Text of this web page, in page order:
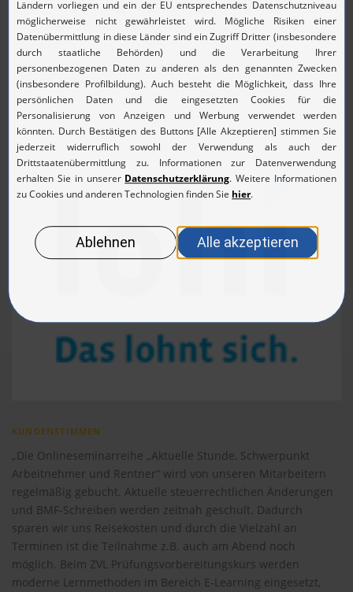
Präsenzseminaren der pegasus IQ teil. Die Seminarinhalte
werden durch kompetente Referenten praxisnah und
anschaulich dargestellt. Dieses Wissen hilft unseren
Mitarbeitern in ihrer täglichen Arbeit.“
Michael Müller, Vorstand)
KUNDENSTIMMEN
„Die Onlineseminarreihe „Aktuelle Stunde, Schwerpunkt
Arbeitnehmer und Rentner“ wird von unseren Mitarbeitern
regelmäßig gebucht. Aktuelle steuerrechtlichen Änderungen
und BMF-Schreiben werden zeitnah geschult. Dadurch
sparen wir uns Reisekosten und durch die Vielzahl an
Terminen ist die Teilnahme z.B. auch am Abend noch
möglich. Beim ZVL Prüfungsvorbereitungskurs werden
moderne Lernmethoden im Bereich E-Learning eingesetzt,